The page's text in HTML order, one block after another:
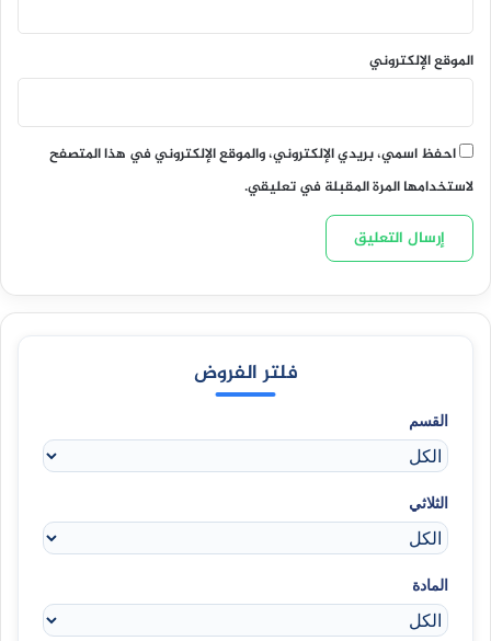
الموقع الإلكتروني
احفظ اسمي، بريدي الإلكتروني، والموقع الإلكتروني في هذا المتصفح
لاستخدامها المرة المقبلة في تعليقي.
فلتر الفروض
القسم
الثلاثي
المادة